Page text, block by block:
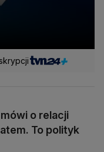
o relacji
To polityk